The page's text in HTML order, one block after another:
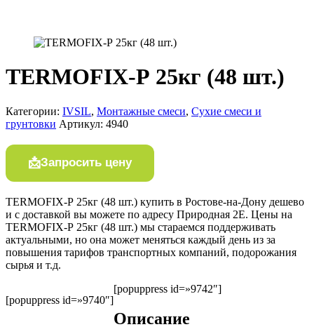
TERMOFIX-Р 25кг (48 шт.)
Категории: IVSIL, Монтажные смеси, Сухие смеси и
грунтовки Артикул: 4940
Запросить цену
TERMOFIX-Р 25кг (48 шт.) купить в Ростове-на-Дону дешево
и с доставкой вы можете по адресу Природная 2Е. Цены на
TERMOFIX-Р 25кг (48 шт.) мы стараемся поддерживать
актуальными, но она может меняться каждый день из за
повышения тарифов транспортных компаний, подорожания
сырья и т.д.
[popuppress id=»9740″]
[popuppress id=»9742″]
Описание